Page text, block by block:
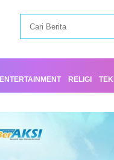
ENTERTAINMENT RELIGI